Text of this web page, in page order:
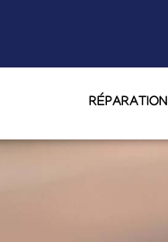
RÉPARATION